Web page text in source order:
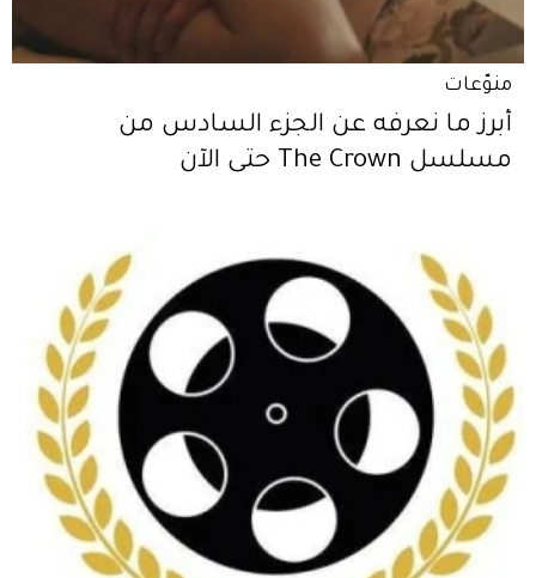
منوّعات
أبرز ما نعرفه عن الجزء السادس من
مسلسل The Crown حتى الآن